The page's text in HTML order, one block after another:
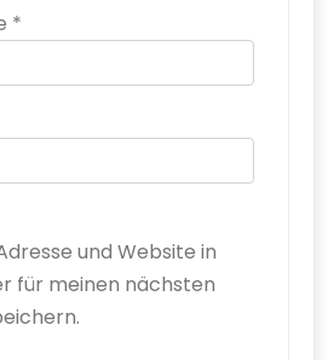
*
und Website in
für meinen nächsten